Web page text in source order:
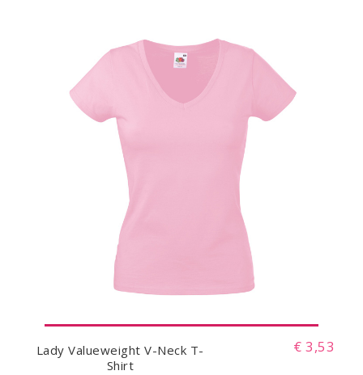
Lady Valueweight V-Neck T-
Shirt
€ 3,53